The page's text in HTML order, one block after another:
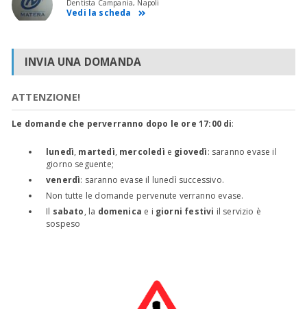
Dentista Campania, Napoli
Vedi la scheda
INVIA UNA DOMANDA
ATTENZIONE!
Le domande che perverranno dopo le ore 17:00 di:
lunedì, martedì, mercoledì e giovedì: saranno evase il
giorno seguente;
venerdì: saranno evase il lunedì successivo.
Non tutte le domande pervenute verranno evase.
Il sabato, la domenica e i giorni festivi il servizio è
sospeso